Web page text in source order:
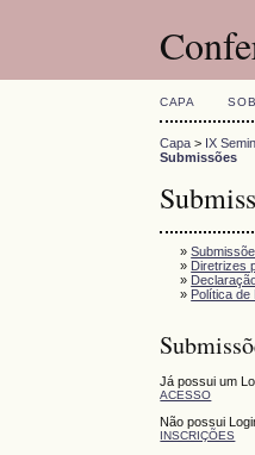
CAPA
Capa > IX
Submissões
»
» Diretrizes
»
» Política de
Já possui um
ACESSO
Não possui
INSCRIÇÕES